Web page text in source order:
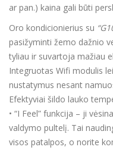
ar pan.) kaina gali būti
Oro kondicionierius su
pasižyminti žemo dažnio
tyliau ir suvartoja mažiau
Integruotas Wifi modulis
nustatymus nesant
Efektyviai šildo lauko
• “I Feel” funkcija – ji
valdymo pultelį. Tai
visos patalpos, o norite